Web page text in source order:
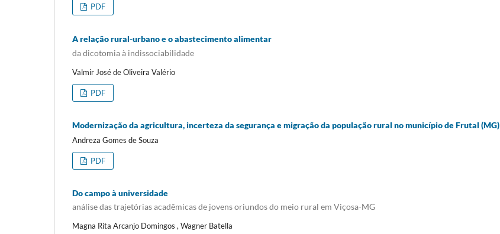
PDF
A relação rural-urbano e o abastecimento alimentar
da dicotomia à indissociabilidade
Valmir José de Oliveira Valério
PDF
Modernização da agricultura, incerteza da segurança e migração da população rural no município de Frutal (MG)
Andreza Gomes de Souza
PDF
Do campo à universidade
análise das trajetórias acadêmicas de jovens oriundos do meio rural em Viçosa-MG
Magna Rita Arcanjo Domingos , Wagner Batella